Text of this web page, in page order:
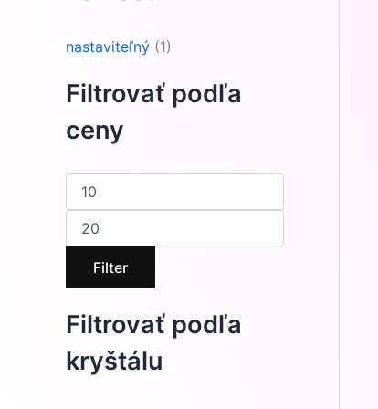
nastaviteľný (1)
Filtrovať podľa
ceny
Filter
Filtrovať podľa
kryštálu